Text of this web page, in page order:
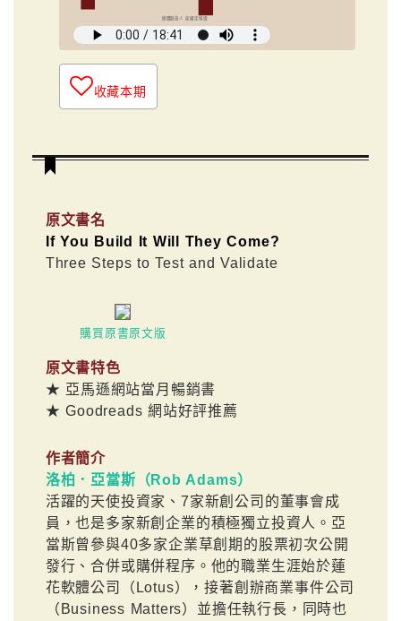
媒體創意人 俞國定導讀
收藏本期
原文書名
If You Build It Will They Come?
Three Steps to Test and Validate
購買原書原文版
原文書特色
★ 亞馬遜網站當月暢銷書
★ Goodreads 網站好評推薦
作者簡介
洛柏．亞當斯（Rob Adams）
活躍的天使投資家、7家新創公司的董事會成
員，也是多家新創企業的積極獨立投資人。亞
當斯曾參與40多家企業草創期的股票初次公開
發行、合併或購併程序。他的職業生涯始於蓮
花軟體公司（Lotus），接著創辦商業事件公司
（Business Matters）並擔任執行長，同時也